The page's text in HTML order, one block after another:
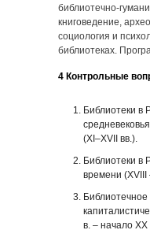
библиотечно-
книговедение,
социология и
библиотеках.
4 Контрольные
Библиотеки в
(XI–XVII вв.).
Библиотеки в
времени (XVIII
в. – начало ХХ